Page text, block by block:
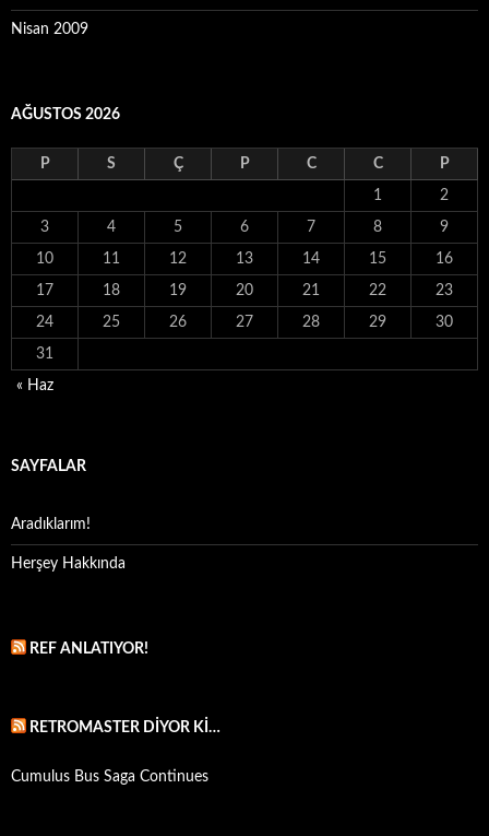
Nisan 2009
AĞUSTOS 2026
P S Ç P C C P
1 2
3 4 5 6 7 8 9
10 11 12 13 14 15 16
17 18 19 20 21 22 23
24 25 26 27 28 29 30
31
« Haz
SAYFALAR
Aradıklarım!
Herşey Hakkında
REF ANLATIYOR!
RETROMASTER DIYOR KI…
Cumulus Bus Saga Continues